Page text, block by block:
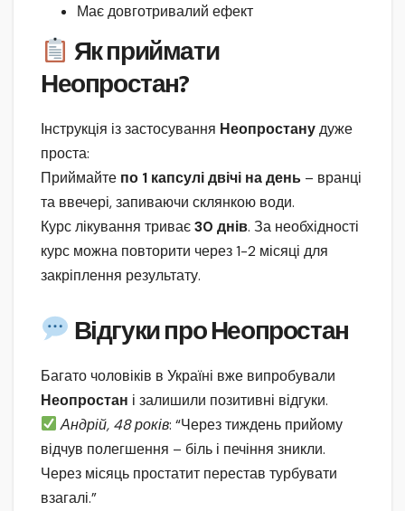
Має довготривалий ефект
Як приймати
Неопростан?
Інструкція із застосування Неопростанудуже
проста:
Приймайте по 1 капсулі двічі на день – вранці
та ввечері, запиваючи склянкою води.
Курс лікування триває30 днів. За необхідності
курс можна повторити через 1-2 місяці для
закріплення результату.
Відгуки про Неопростан
Багато чоловіків в Україні вже випробували
Неопростан і залишили позитивні відгуки.
Андрій, 48 років: “Через тиждень прийому
відчув полегшення – біль і печіння зникли.
Через місяць простатит перестав турбувати
взагалі.”